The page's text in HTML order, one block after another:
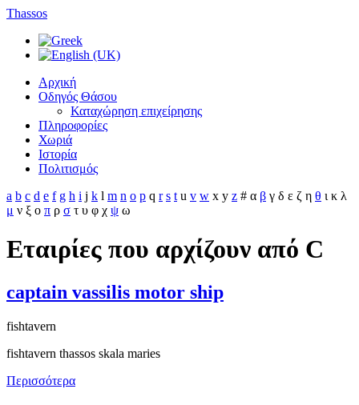
Thassos
Αρχική
Οδηγός Θάσου
Καταχώρηση επιχείρησης
Πληροφορίες
Χωριά
Ιστορία
Πολιτισμός
a b c d e f g h i j k l m n o p q r s t u v w x y z # α β γ δ ε ζ η θ ι κ λ
μ ν ξ ο π ρ σ τ υ φ χ ψ ω
Εταιρίες που αρχίζουν από C
captain vassilis motor ship
fishtavern
fishtavern thassos skala maries
Περισσότερα